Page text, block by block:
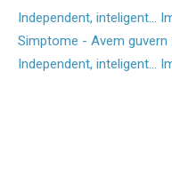
Independent, inteligent...
Simptome - Avem guvern
Independent, inteligent...